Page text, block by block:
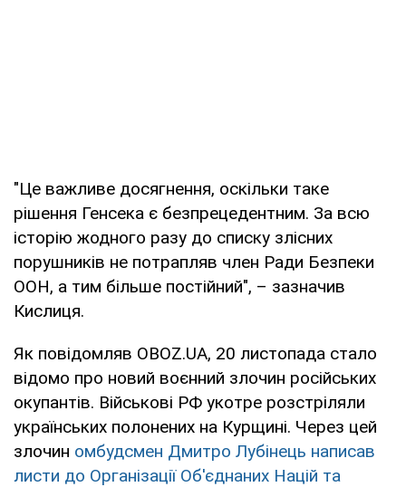
"Це важливе досягнення, оскільки таке
рішення Генсека є безпрецедентним. За всю
історію жодного разу до списку злісних
порушників не потрапляв член Ради Безпеки
ООН, а тим більше постійний", – зазначив
Кислиця.
Як повідомляв OBOZ.UA, 20 листопада стало
відомо про новий воєнний злочин російських
окупантів. Військові РФ укотре розстріляли
українських полонених на Курщині. Через цей
злочин омбудсмен Дмитро Лубінець написав
листи до Організації Об'єднаних Націй та